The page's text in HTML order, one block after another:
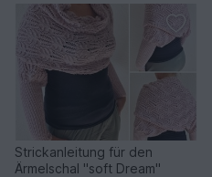
Strickanleitung für den
Ärmelschal "soft Dream"